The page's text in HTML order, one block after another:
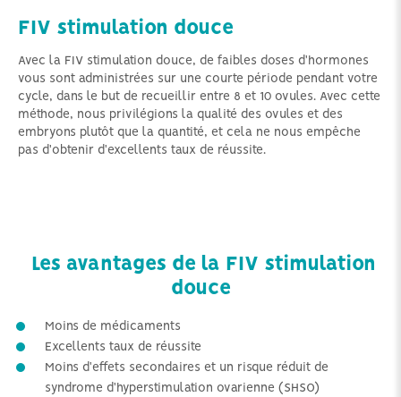
FIV stimulation douce
Avec la FIV stimulation douce, de faibles doses d'hormones
vous sont administrées sur une courte période pendant votre
cycle, dans le but de recueillir entre 8 et 10 ovules. Avec cette
méthode, nous privilégions la qualité des ovules et des
embryons plutôt que la quantité, et cela ne nous empêche
pas d'obtenir d'excellents taux de réussite.
Les avantages de la FIV stimulation
douce
Moins de médicaments
Excellents taux de réussite
Moins d'effets secondaires et un risque réduit de
syndrome d'hyperstimulation ovarienne (SHSO)